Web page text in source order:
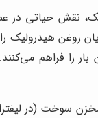
حیاتی در
روغن هیدرولیک
بار را فراهم